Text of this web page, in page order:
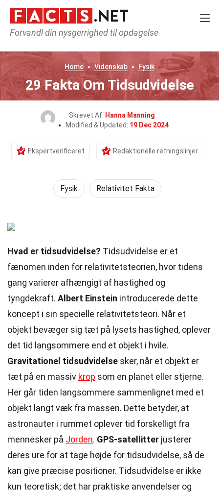
Forvandl din nysgerrighed til opdagelse
Home Videnskab Fysik
29 Fakta Om Tidsudvidelse
Skrevet Af: Hanna Manning
Modified & Updated: 19 Dec 2024
Ekspertverificeret Redaktionelle retningslinjer
Fysik Relativitet Fakta
Hvad er tidsudvidelse? Tidsudvidelse er et
fænomen inden for relativitetsteorien, hvor tidens
gang varierer afhængigt af hastighed og
tyngdekraft. Albert Einstein introducerede dette
koncept i sin specielle relativitetsteori. Når et
objekt bevæger sig tæt på lysets hastighed, oplever
det tid langsommere end et objekt i hvile.
Gravitationel tidsudvidelse sker, når et objekt er
tæt på en massiv krop som en planet eller stjerne.
Her går tiden langsommere sammenlignet med et
objekt langt væk fra massen. Dette betyder, at
astronauter i rummet oplever tid forskelligt fra
mennesker på Jorden. GPS-satellitter justerer
deres ure for at tage højde for tidsudvidelse, så de
kan give præcise positioner. Tidsudvidelse er ikke
kun teoretisk; det har praktiske anvendelser og